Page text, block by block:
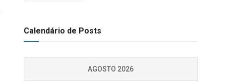
Calendário de Posts
AGOSTO 2026